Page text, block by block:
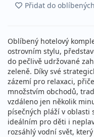
Přidat do
Oblíbený hotelový
ostrovním stylu,
do pečlivě udržované
zeleně. Díky své
zázemí pro relaxaci,
množstvím obchodů,
vzdáleno jen několik
písečných pláží v oblasti
ideálním pro děti i
rozsáhlý vodní svět,